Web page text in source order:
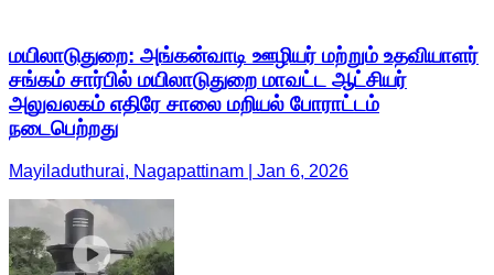
மயிலாடுதுறை: அங்கன்வாடி ஊழியர் மற்றும் உதவியாளர்
சங்கம் சார்பில் மயிலாடுதுறை மாவட்ட ஆட்சியர்
அலுவலகம் எதிரே சாலை மறியல் போராட்டம்
நடைபெற்றது
Mayiladuthurai, Nagapattinam | Jan 6, 2026